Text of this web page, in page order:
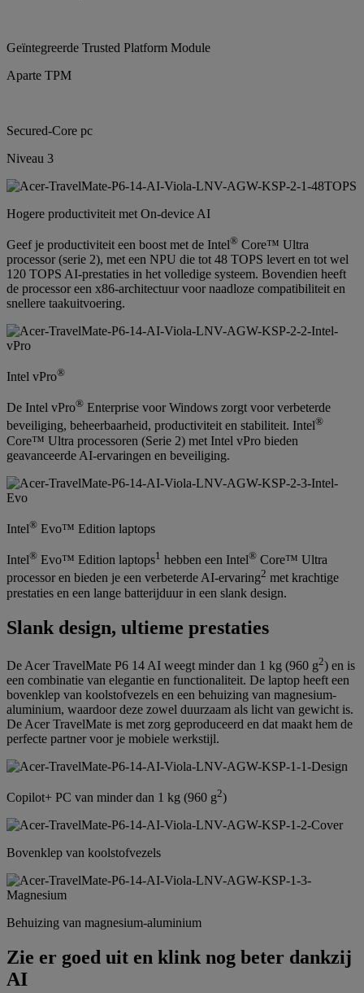
Geïntegreerde Trusted Platform Module
Aparte TPM
Secured-Core pc
Niveau 3
Hogere productiviteit met On-device AI
Geef je productiviteit een boost met de Intel® Core™ Ultra
processor (serie 2), met een NPU die tot 48 TOPS levert en tot wel
120 TOPS AI-prestaties in het volledige systeem. Bovendien heeft
de processor een x86-architectuur voor naadloze compatibiliteit en
snellere taakuitvoering.
Intel vPro®
De Intel vPro® Enterprise voor Windows zorgt voor verbeterde
beveiliging, beheerbaarheid, productiviteit en stabiliteit. Intel®
Core™ Ultra processoren (Serie 2) met Intel vPro bieden
geavanceerde AI-ervaringen en beveiliging.
Intel® Evo™ Edition laptops
Intel® Evo™ Edition laptops1 hebben een Intel® Core™ Ultra
processor en bieden je een verbeterde AI-ervaring2 met krachtige
prestaties en een lange batterijduur in een slank design.
Slank design, ultieme prestaties
De Acer TravelMate P6 14 AI weegt minder dan 1 kg (960 g2) en is
een combinatie van elegantie en functionaliteit. De laptop heeft een
bovenklep van koolstofvezels en een behuizing van magnesium-
aluminium, waardoor deze zowel duurzaam als licht van gewicht is.
De Acer TravelMate is met zorg geproduceerd en dat maakt hem de
perfecte partner voor je mobiele werkstijl.
Copilot+ PC van minder dan 1 kg (960 g2)
Bovenklep van koolstofvezels
Behuizing van magnesium-aluminium
Zie er goed uit en klink nog beter dankzij
AI